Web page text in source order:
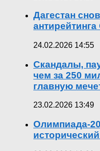
Дагестан
24.02.2026 14:55
Скандалы,
чем за 250
главную
23.02.2026 13:49
Олимпиада-